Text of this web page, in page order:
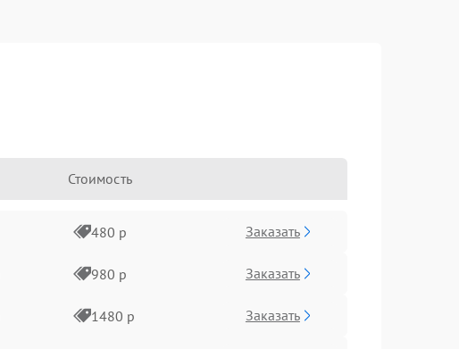
Стоимость
480 р Заказать
980 р Заказать
1480 р Заказать